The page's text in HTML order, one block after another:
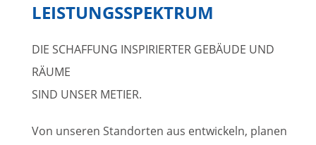
LEISTUNGSSPEKTRUM
DIE SCHAFFUNG INSPIRIERTER GEBÄUDE UND
RÄUME
SIND UNSER METIER.
Von unseren Standorten aus entwickeln, planen